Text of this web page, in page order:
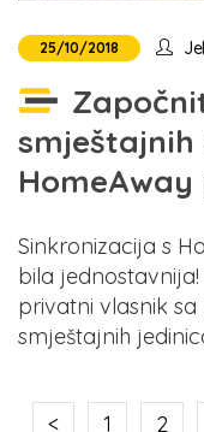
25/10/2018
Sinkronizacija s
bila
privatni vlasnik
smještajnih
< 1 2